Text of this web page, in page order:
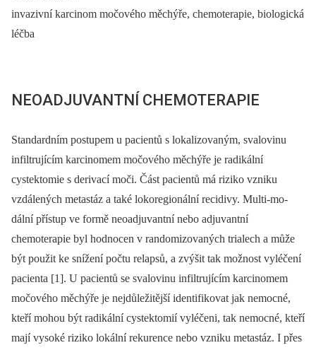
invazivní karcinom močového měchýře, chemoterapie, biologická
léčba
NEOADJUVANTNÍ CHEMOTERAPIE
Standardním postupem u pacientů s loka­lizovaným, svalovinu
infiltrujícím karcinomem močového měchýře je radikální
cystektomie s derivací moči. Část pacientů má riziko vzniku
vzdálených metastáz a také lokoregionální recidivy. Multi-mo­
dální přístup ve formě neoadjuvantní nebo adjuvantní
chemoterapie byl hodnocen v randomizovaných trialech a může
být použit ke snížení počtu relapsů, a zvýšit tak možnost vyléčení
pacienta [1]. U pa­cientů se svalovinu infiltrujícím karcinomem
močového měchýře je nejdůle­žitější identifikovat jak nemocné,
kteří mohou být radikální cystektomií vyléčeni, tak nemocné, kteří
mají vysoké riziko lokální rekurence nebo vzniku metastáz. I přes